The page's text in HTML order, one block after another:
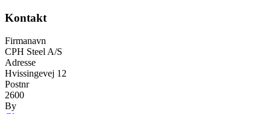
Kontakt
Firmanavn
CPH Steel A/S
Adresse
Hvissingevej 12
Postnr
2600
By